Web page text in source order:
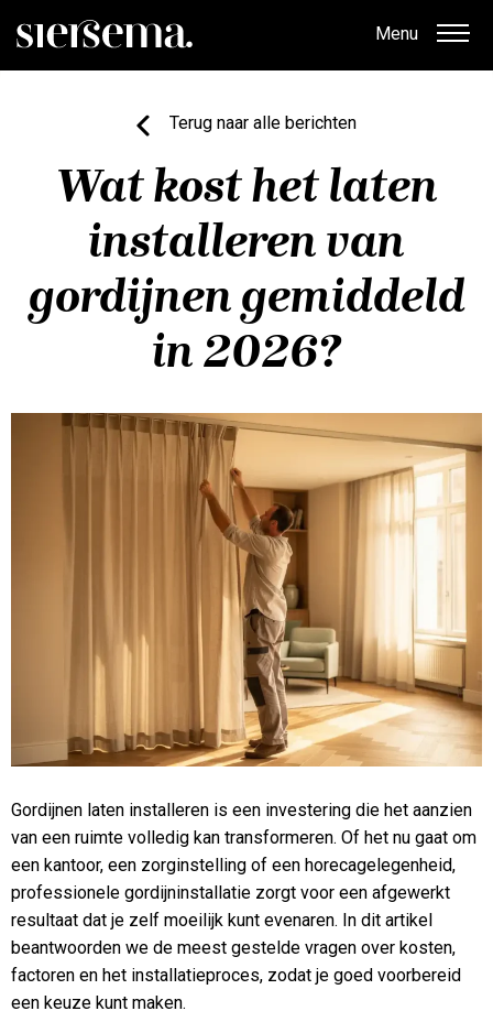
Menu
Terug naar alle berichten
Wat kost het laten
installeren van
gordijnen gemiddeld
in 2026?
Gordijnen laten installeren is een investering die het aanzien
van een ruimte volledig kan transformeren. Of het nu gaat om
een kantoor, een zorginstelling of een horecagelegenheid,
professionele gordijninstallatie zorgt voor een afgewerkt
resultaat dat je zelf moeilijk kunt evenaren. In dit artikel
beantwoorden we de meest gestelde vragen over kosten,
factoren en het installatieproces, zodat je goed voorbereid
een keuze kunt maken.